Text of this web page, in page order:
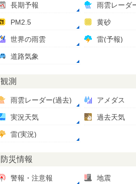
長期予報 雨雲レーダ
PM2.5 黄砂
世界の雨雲 雷(予報)
道路気象
観測
雨雲レーダー(過去) アメダス
実況天気 過去天気
雷(実況)
防災情報
警報・注意報 地震